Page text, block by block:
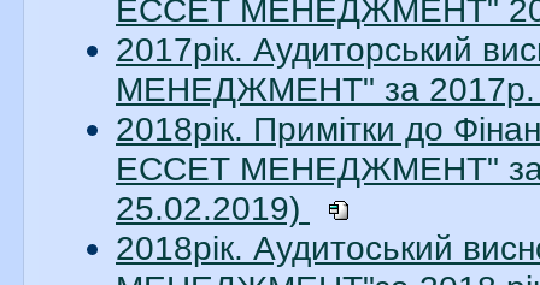
ЕССЕТ МЕНЕДЖМЕНТ"
2017рік. Аудиторський
МЕНЕДЖМЕНТ" за 2017р.
2018рік. Примітки до
ЕССЕТ МЕНЕДЖМЕНТ" за
25.02.2019)
2018рік. Аудитоський